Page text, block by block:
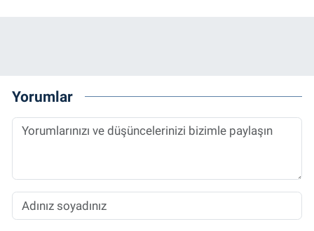
Yorumlar